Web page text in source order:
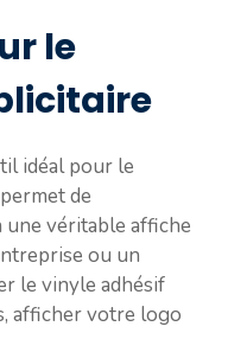
le
idéal pour le
de
véritable affiche
ou un
le vinyle adhésif
afficher votre logo